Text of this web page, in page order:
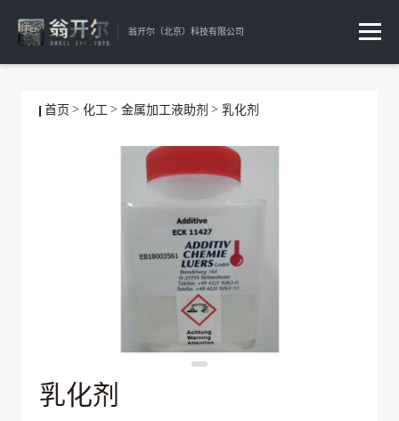
翁开尔（北京）科技有限公司
首页 化工 金属加工液助剂 乳化剂
乳化剂